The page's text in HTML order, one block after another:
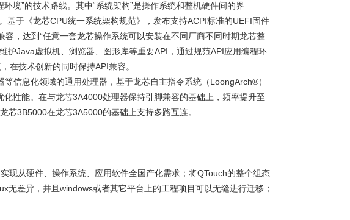
境”的技术路线。其中“系统架构”是操作系统和整机硬件间的界
基于《龙芯CPU统一系统架构规范》，发布支持ACPI标准的UEFI固件
，达到“任意一套龙芯操作系统可以安装在不同厂商不同时期龙芯整
护Java虚拟机、浏览器、图形库等重要API，通过规范API应用编程环
在技术创新的同时保持API兼容。
息化领域的通用处理器，基于龙芯自主指令系统（LoongArch®）
性能。在与龙芯3A4000处理器保持引脚兼容的基础上，频率提升至
芯3B5000在龙芯3A5000的基础上支持多路互连。
现从硬件、操作系统、应用软件全国产化需求；将QTouch的整个组态
无差异，并且windows或者其它平台上的工程项目可以无缝进行迁移；